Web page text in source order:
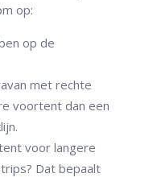
op:
op de
met rechte
voortent dan een
voor langere
Dat bepaalt